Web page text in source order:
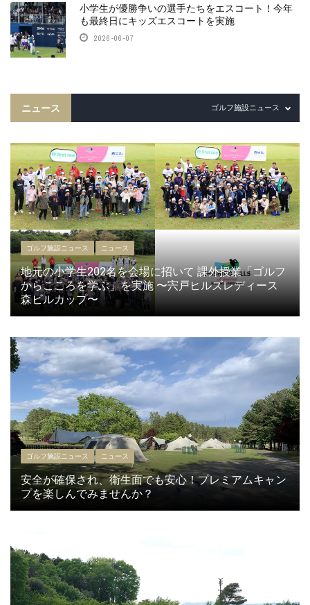
小学生が優勝争いの選手たちをエスコート！今年
も最終日にキッズエスコートを実施
2026-06-07
ニュース ゴルフ施設ニュース
ゴルフ施設ニュース ニュース
地元の小学生202名を会場に招いて 課外授業「ゴルフ
からこころを学ぶ」を実施 〜宍戸ヒルズレディース
森ビルカップ〜
ゴルフ施設ニュース ニュース
安全が確保され、衛生面でも安心！プレミアムキャン
プを楽しんでみませんか？